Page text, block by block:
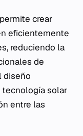
crear
eficientemente
reduciendo la
de
diseño
solar
entre las